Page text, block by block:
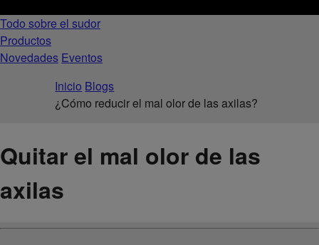
Todo sobre el sudor
Productos
Novedades Eventos
Inicio Blogs
¿Cómo reducir el mal olor de las axilas?
Quitar el mal olor de las
axilas